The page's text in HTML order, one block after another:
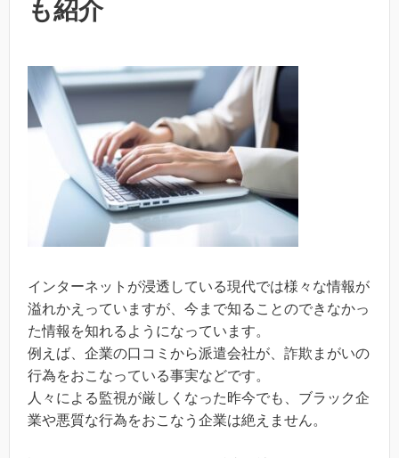
も紹介
インターネットが浸透している現代では様々な情報が
溢れかえっていますが、今まで知ることのできなかっ
た情報を知れるようになっています。
例えば、企業の口コミから派遣会社が、詐欺まがいの
行為をおこなっている事実などです。
人々による監視が厳しくなった昨今でも、ブラック企
業や悪質な行為をおこなう企業は絶えません。